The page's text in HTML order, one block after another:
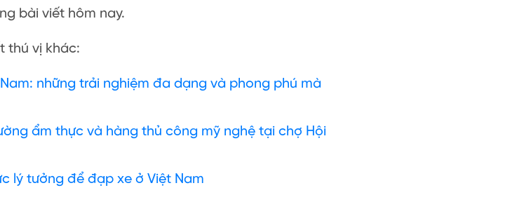
bài viết hôm nay.
thú vị khác:
những trải nghiệm đa dạng và phong phú mà
ẩm thực và hàng thủ công mỹ nghệ tại chợ Hội
lý tưởng để đạp xe ở Việt Nam